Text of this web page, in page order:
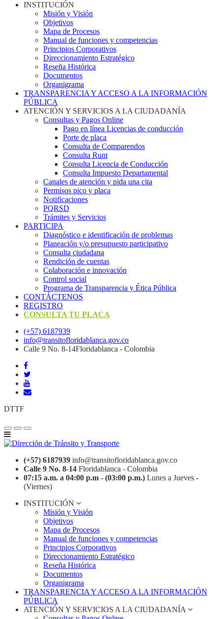
INSTITUCIÓN
Misión y Visión
Objetivos
Mapa de Procesos
Manual de funciones y competencias
Principios Corporativos
Direccionamiento Estratégico
Reseña Histórica
Documentos
Organigrama
TRANSPARENCIA Y ACCESO A LA INFORMACIÓN
PÚBLICA
ATENCIÓN Y SERVICIOS A LA CIUDADANÍA
Consultas y Pagos Online
Pago en línea Licencias de conducción
Porte de placa
Consulta de Comparendos
Consulta Runt
Consulta Licencia de Conducción
Consulta Impuesto Departamental
Canales de atención y pida una cita
Permisos pico y placa
Notificaciones
PQRSD
Trámites y Servicios
PARTICIPA
Diagnóstico e identificación de problemas
Planeación y/o presupuesto participativo​
Consulta ciudadana
Rendición de cuentas
Colaboración e innovación
Control social
Programa de Transparencia y Ética Pública
CONTÁCTENOS
REGISTRO
CONSULTA TU PLACA
(+57) 6187939
info@transitofloridablanca.gov.co
Calle 9 No. 8-14Floridablanca - Colombia
DTTF
(+57) 6187939 info@transitofloridablanca.gov.co
Calle 9 No. 8-14 Floridablanca - Colombia
07:15 a.m. a 04:00 p.m - (03:00 p.m.) Lunes a Jueves -
(Viernes)
INSTITUCIÓN
Misión y Visión
Objetivos
Mapa de Procesos
Manual de funciones y competencias
Principios Corporativos
Direccionamiento Estratégico
Reseña Histórica
Documentos
Organigrama
TRANSPARENCIA Y ACCESO A LA INFORMACIÓN
PÚBLICA
ATENCIÓN Y SERVICIOS A LA CIUDADANÍA